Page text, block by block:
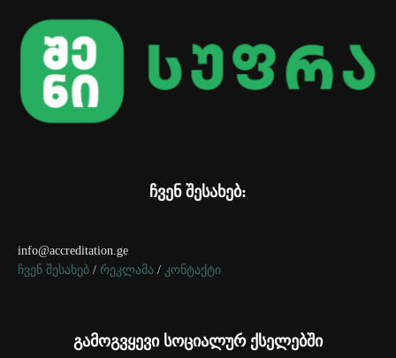
ჩვენ შესახებ:
info@accreditation.ge
ჩვენ შესახებ / რეკლამა / კონტაქტი
გამოგვყევი სოციალურ ქსელებში